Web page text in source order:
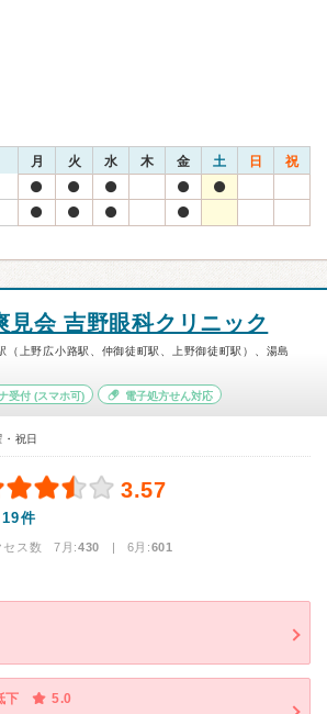
月 火 水 木 金 土 日 祝
見会 吉野眼科クリニック
（上野広小路駅、仲御徒町駅、上野御徒町駅）、湯島
受付(スマホ可) 電子処方せん対応
祝日
3.57
19件
セス数 7月:430 | 6月:601
下
5.0